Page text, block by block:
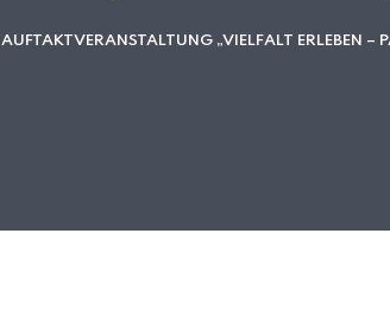
AUFTAKTVERANSTALTUNG „VIELFALT ERLEBEN –